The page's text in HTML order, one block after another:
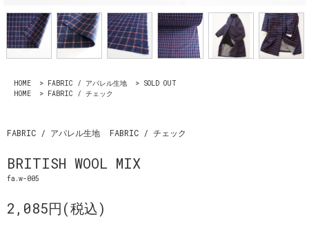
HOME > FABRIC / アパレル生地 > SOLD OUT
HOME
> FABRIC / チェック
FABRIC / アパレル生地 FABRIC / チェック
BRITISH WOOL MIX
fa.w-005
2,085円(税込)